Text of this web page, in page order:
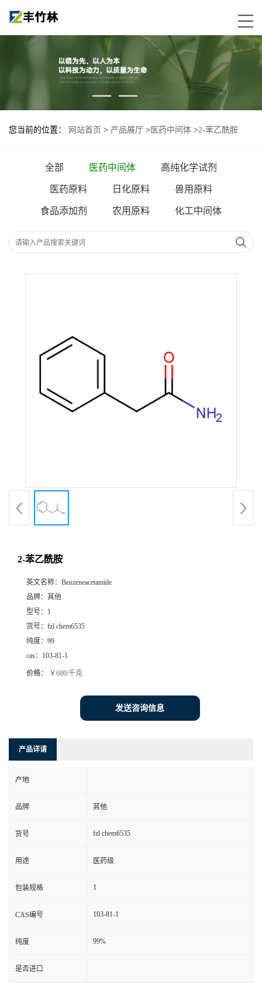
您当前的位置： 网站首页 > 产品展厅 > 医药中间体 >2-苯乙酰胺
全部 医药中间体 高纯化学试剂
医药原料 日化原料 兽用原料
食品添加剂 农用原料 化工中间体
2-苯乙酰胺
英文名称： Benzeneacetamide
品牌： 其他
型号： 1
货号： fzl chem6535
纯度： 99
cas： 103-81-1
价格： ￥680/千克
发送咨询信息
产品详请
产地
品牌 其他
货号 fzl chem6535
用途 医药级
包装规格 1
CAS编号 103-81-1
纯度 99%
是否进口